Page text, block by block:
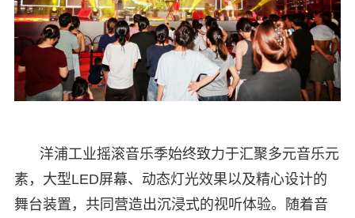
洋浦工业摇滚音乐季始终致力于汇聚多元音乐元
素，大型LED屏幕、动态灯光效果以及精心设计的
舞台装置，共同营造出沉浸式的视听体验。随着音